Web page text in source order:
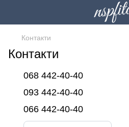
Контакти
Контакти
068 442-40-40
093 442-40-40
066 442-40-40